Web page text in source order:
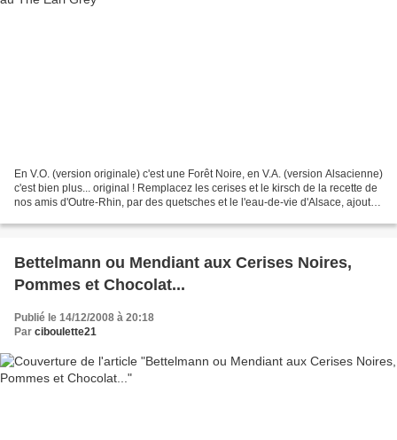
En V.O. (version originale) c'est une Forêt Noire, en V.A. (version Alsacienne)
c'est bien plus... original ! Remplacez les cerises et le kirsch de la recette de
nos amis d'Outre-Rhin, par des quetsches et le l'eau-de-vie d'Alsace, ajoutez
Bettelmann ou Mendiant aux Cerises Noires,
Pommes et Chocolat...
Publié le 14/12/2008 à 20:18
Par ciboulette21